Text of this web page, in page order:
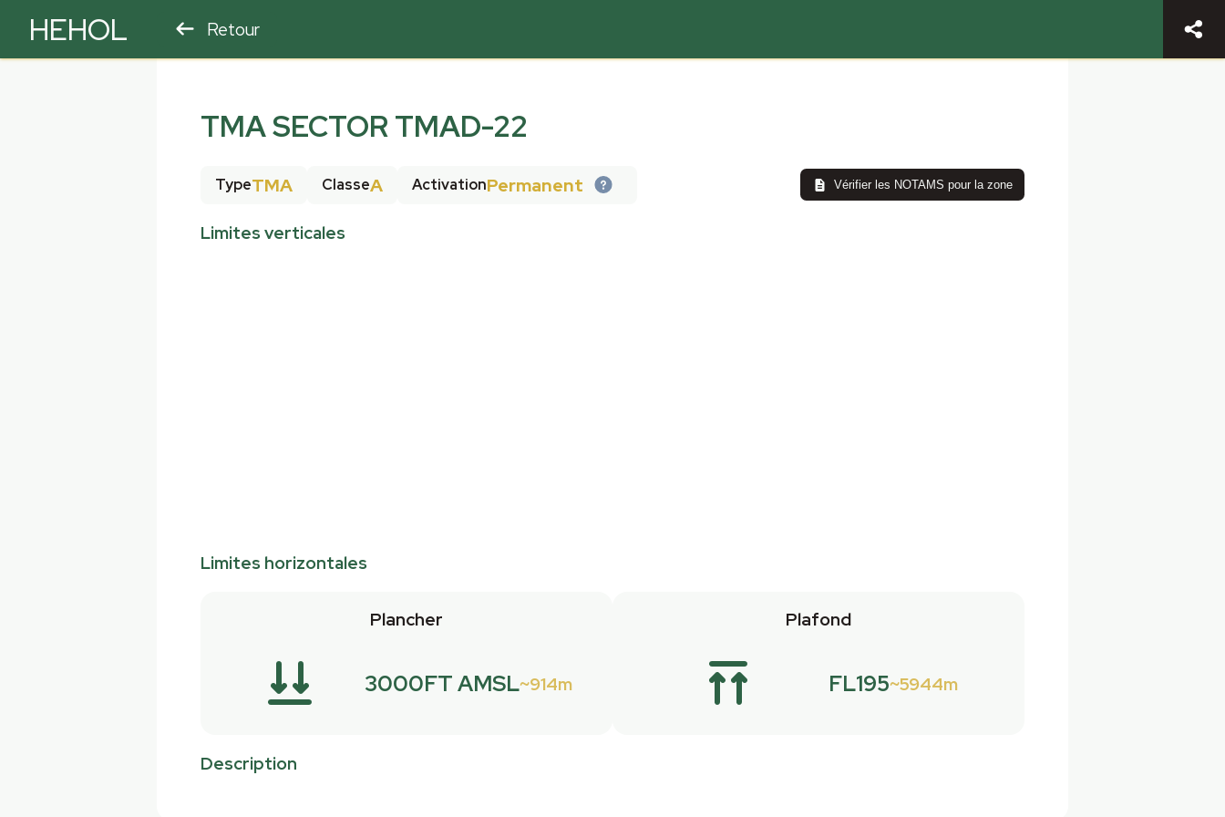
HEHOL Retour
TMA SECTOR TMAD-22
TypeTMA ClasseA ActivationPermanent Vérifier les NOTAMS pour la zone
Limites verticales
Limites horizontales
Plancher
3000FT AMSL 914m
Plafond
FL195 5944m
Description